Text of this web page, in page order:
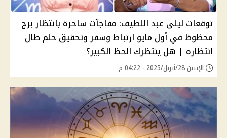
توقعات ليلى عبد اللطيف: مفاجآت ساحرة بانتظار برج
محظوظ في أول مايو ارتباط وسفر وتحقيق حلم طال
انتظاره | هل ينتظرك الحظ الكبير؟
الإثنين 28/أبريل/2025 - 04:22 م